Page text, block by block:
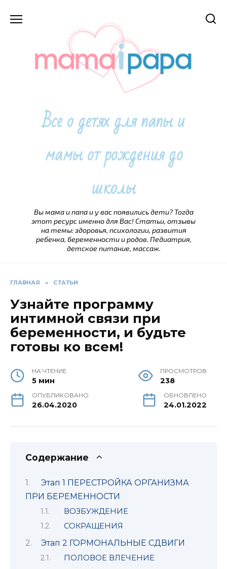
Все о детях для папы и
мамы от рождения до
школы
Вы мама и папа и у вас появились дети? Тогда
этот ресурс именно для Вас! Статьи, отзывы
на темы: здоровья, психологии, развития
ребенка, беременности и родов. Педиатрия,
детское питание, массаж.
ГЛАВНАЯ » СТАТЬИ
Узнайте программу
интимной связи при
беременности, и будьте
готовы ко всем!
НА ЧТЕНИЕ
5 мин
ПРОСМОТРОВ
238
ОПУБЛИКОВАНО
26.04.2020
ОБНОВЛЕНО
24.01.2022
Содержание
Этап 1 ПЕРЕСТРОЙКА ОРГАНИЗМА
ПРИ БЕРЕМЕННОСТИ
ВОЗБУЖДЕНИЕ
СОКРАЩЕНИЯ
Этап 2 ГОРМОНАЛЬНЫЕ СДВИГИ
ПОЛОВОЕ ВЛЕЧЕНИЕ